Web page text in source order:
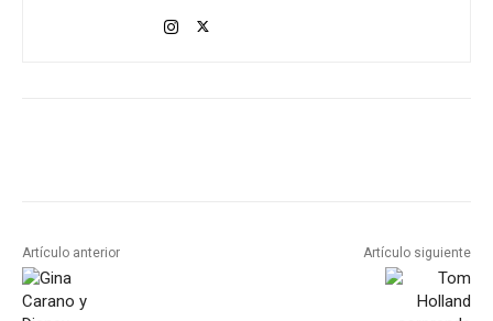
Artículo anterior Artículo siguiente